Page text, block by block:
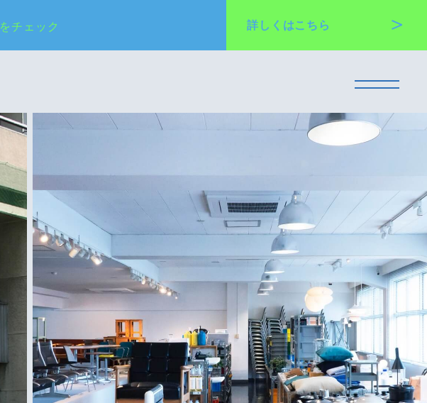
をチェック 詳しくはこちら